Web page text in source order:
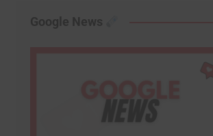
Google News